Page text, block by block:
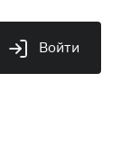
Войти